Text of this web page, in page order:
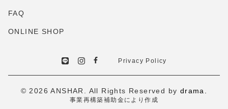
FAQ
ONLINE SHOP
Privacy Policy
© 2026 ANSHAR. All Rights Reserved by drama.
事業再構築補助金により作成